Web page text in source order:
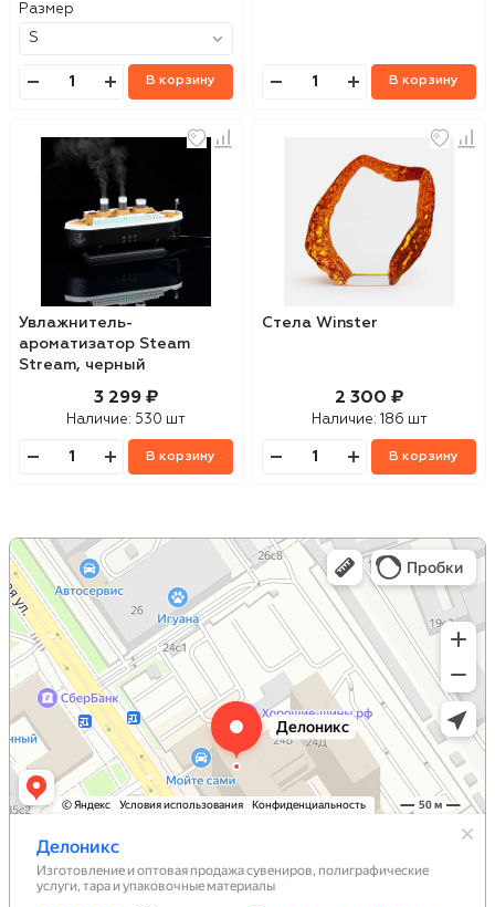
Размер
В корзину В корзину
Увлажнитель-
ароматизатор Steam
Stream, черный
3 299 ₽
Наличие: 530 шт
В корзину
Стела Winster
2 300 ₽
Наличие: 186 шт
В корзину